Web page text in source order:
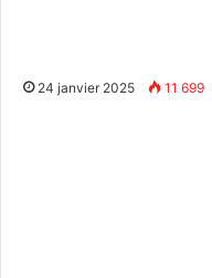
24 janvier 2025 11 699